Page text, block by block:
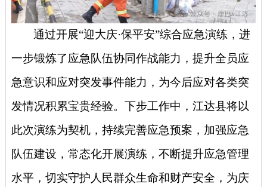
通过开展“迎大庆·保平安”综合应急演练，进
一步锻炼了应急队伍协同作战能力，提升全员应
急意识和应对突发事件能力，为今后应对各类突
发情况积累宝贵经验。下步工作中，江达县将以
此次演练为契机，持续完善应急预案，加强应急
队伍建设，常态化开展演练，不断提升应急管理
水平，切实守护人民群众生命和财产安全，为庆